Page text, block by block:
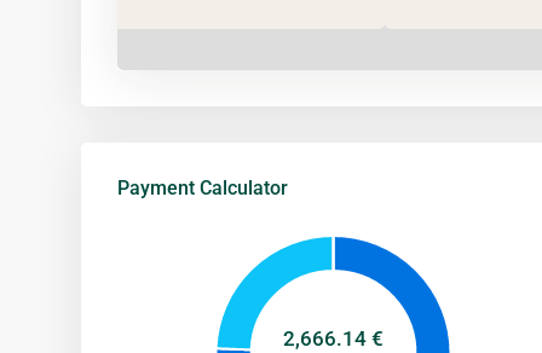
Payment Calculator
2,666.14 €